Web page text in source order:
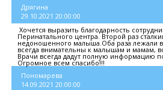
Дрягина
29.10.2021 20:00:00
Хочется выразить благодарность
Перинатального центра. Второй раз
недоношенного малыша.Оба раза лежали
всегда внимательны к малышам и мамам,
Врачи всегда дадут полную информацию
Огромное всем спасибо!!!
Пономарева
14.09.2021 20:00:00